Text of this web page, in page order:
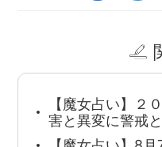
【魔女占い】２
害と異変に警戒